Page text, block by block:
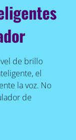
de brillo
el
la voz. No
de